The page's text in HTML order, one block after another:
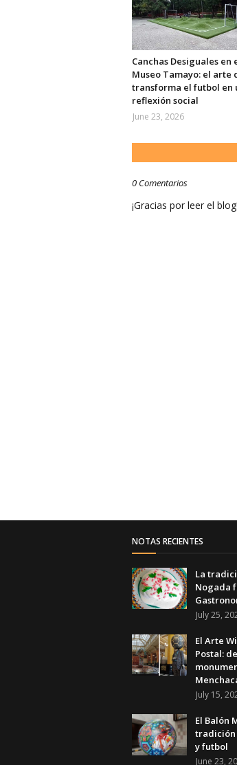
Canchas Desiguales en
Museo Tamayo: el arte
transforma el futbol en
reflexión social
June 23, 2026
0 Comentarios
¡Gracias por leer el
NOTAS RECIENTES
La
Nogada
July 25,
El Arte
Postal:
July 15,
El Balón
tradición
y futbol
June 23,